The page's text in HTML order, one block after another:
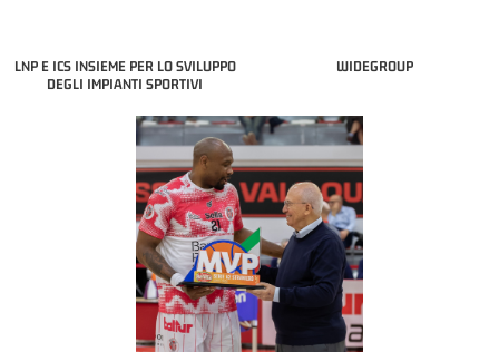
LNP E ICS INSIEME PER LO SVILUPPO
DEGLI IMPIANTI SPORTIVI
WIDEGROUP